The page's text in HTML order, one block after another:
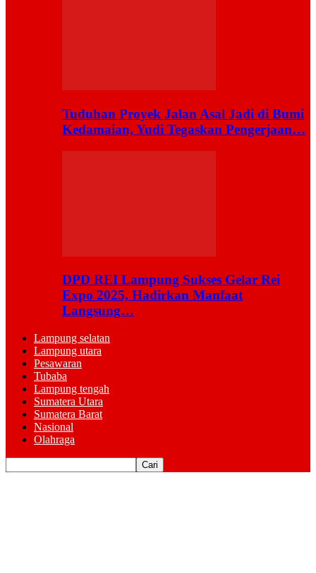
Tuduhan Proyek Jalan Asal Jadi di Bumi
Kedamaian, Yudi Tegaskan Pengerjaan…
DPD REI Lampung Sukses Gelar Rei
Expo 2025, Hadirkan Manfaat
Langsung…
Lampung selatan
Lampung utara
Pesawaran
Tubaba
Lampung tengah
Sumatera Utara
Sumatera Barat
Nasional
Olahraga